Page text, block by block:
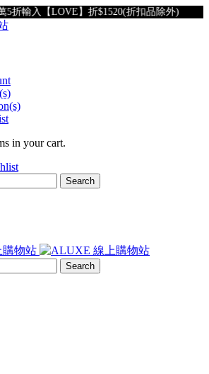
輸入【LOVE】折$1520(折扣品除外)
in your cart.
Search
Search